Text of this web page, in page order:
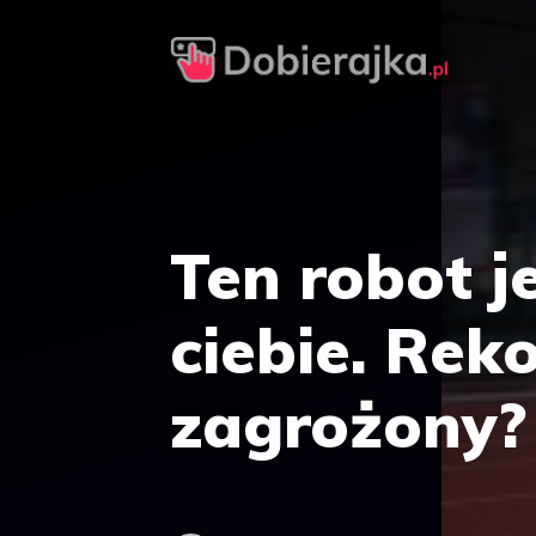
Ten robot
ciebie.
zagrożony?